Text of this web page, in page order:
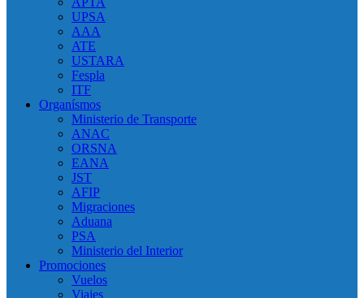
UPSA
AAA
ATE
USTARA
Fespla
ITF
Organísmos
Ministerio de Transporte
ANAC
ORSNA
EANA
JST
AFIP
Migraciones
Aduana
PSA
Ministerio del Interior
Promociones
Vuelos
Viajes